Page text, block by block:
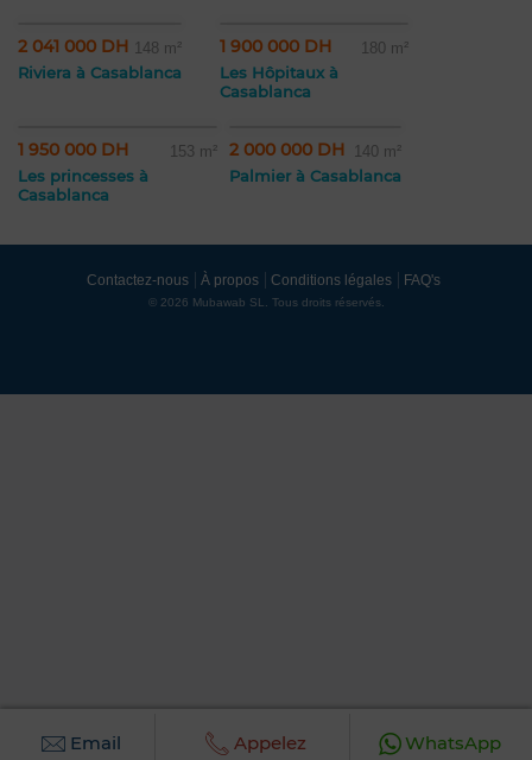
2 041 000 DH 148 m²
Riviera à Casablanca
1 900 000 DH 180 m²
Les Hôpitaux à
Casablanca
1 950 000 DH 153 m²
Les princesses à
Casablanca
2 000 000 DH 140 m²
Palmier à Casablanca
Email Appelez WhatsApp
Contactez-nous À propos Conditions légales FAQ's
© 2026 Mubawab SL. Tous droits réservés.